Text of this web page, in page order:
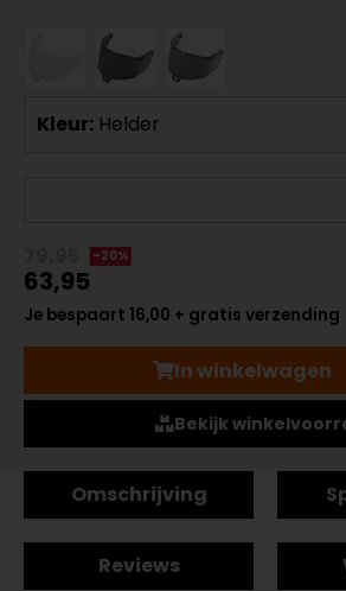
Kleur: Helder
-20%
63,95
Je bespaart 16,00 + gratis verzending
In winkelwagen
Bekijk
Omschrijving
Reviews